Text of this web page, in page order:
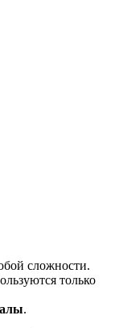
сложности.
только
.